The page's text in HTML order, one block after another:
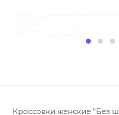
Кроссовки женские "Без